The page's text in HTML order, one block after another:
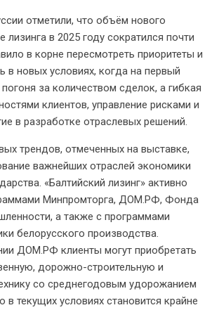
отметили, что объём нового
лизинга в 2025 году сократился почти
в корне пересмотреть приоритеты и
в новых условиях, когда на первый
за количеством сделок, а гибкая
клиентов, управление рисками и
в разработке отраслевых решений.
трендов, отмеченных на выставке,
важнейших отраслей экономики
«Балтийский лизинг» активно
Минпромторга, ДОМ.РФ, Фонда
а также с программами
белорусского производства.
ДОМ.РФ клиенты могут приобретать
дорожно-строительную и
со среднегодовым удорожанием
в текущих условиях становится крайне